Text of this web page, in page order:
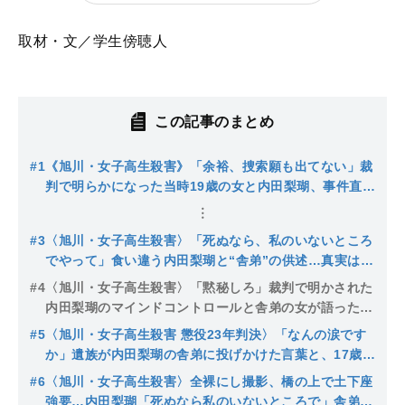
取材・文／学生傍聴人
この記事のまとめ
#1 《旭川・女子高生殺害》「余裕、捜索願も出てない」裁
判で明らかになった当時19歳の女と内田梨瑚、事件直後
の平然すぎるLINEのやりとり【裁判傍聴】
#3 〈旭川・女子高生殺害〉「死ぬなら、私のいないところ
でやって」食い違う内田梨瑚と“舎弟”の供述…真実はど
こに【裁判傍聴】
#4 〈旭川・女子高生殺害〉「黙秘しろ」裁判で明かされた
内田梨瑚のマインドコントロールと舎弟の女が語った
「大切なもの」【裁判傍聴】
#5 〈旭川・女子高生殺害 懲役23年判決〉「なんの涙です
か」遺族が内田梨瑚の舎弟に投げかけた言葉と、17歳被
害者の絶たれた夢【裁判傍聴】
#6 〈旭川・女子高生殺害〉全裸にし撮影、橋の上で土下座
強要…内田梨瑚「死ぬなら私のいないところで」舎弟・